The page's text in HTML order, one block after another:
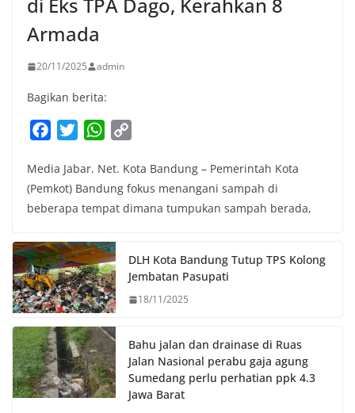
di Eks TPA Dago, Kerahkan 8
Armada
20/11/2025 admin
Bagikan berita:
c
e
b
o
k
i
t
t
r
W
a
t
s
p
p
p
y
L
n
k
Media Jabar. Net. Kota Bandung – Pemerintah Kota
(Pemkot) Bandung fokus menangani sampah di
beberapa tempat dimana tumpukan sampah berada,
DLH Kota Bandung Tutup TPS Kolong
Jembatan Pasupati
18/11/2025
Bahu jalan dan drainase di Ruas
Jalan Nasional perabu gaja agung
Sumedang perlu perhatian ppk 4.3
Jawa Barat